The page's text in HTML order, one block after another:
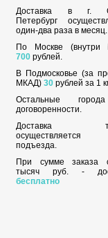
Доставка в г.
Петербург
один-два раза в месяц.
По Москве (внутри
700 рублей.
В Подмосковье (за
МКАД)30 рублей за 1
Остальные
договоренности.
Доставка
подъезда.
При сумме
тысяч руб. -
бесплатно